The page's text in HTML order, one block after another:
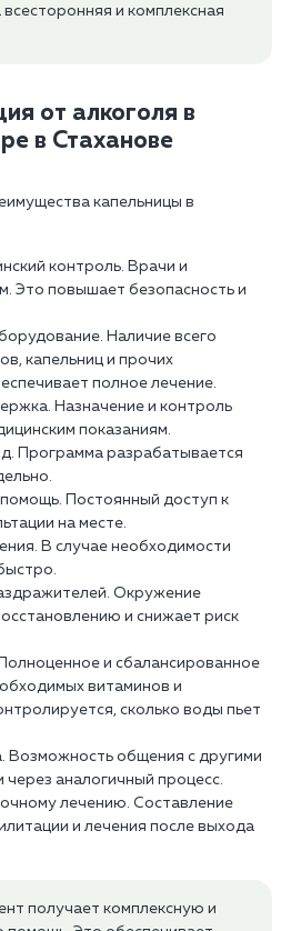
и комплексная
от алкоголя в
в Стаханове
капельницы в
контроль. Врачи и
Это повышает безопасность и
Наличие всего
капельниц и прочих
полное лечение.
Назначение и контроль
показаниям.
Программа разрабатывается
Постоянный доступ к
на месте.
В случае необходимости
Окружение
и снижает риск
и сбалансированное
витаминов и
сколько воды пьет
Возможность общения с другими
аналогичный процесс.
лечению. Составление
и лечения после выхода
получает комплексную и